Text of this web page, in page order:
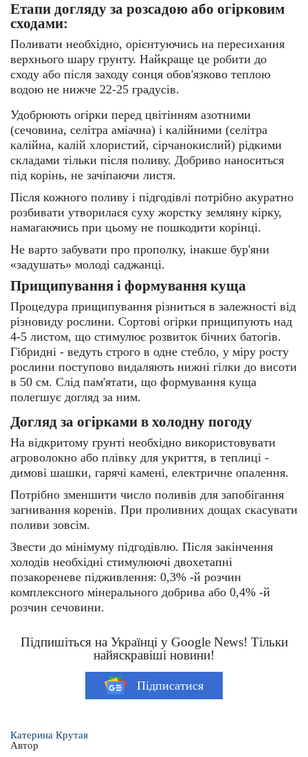
Етапи догляду за розсадою або огірковим
сходами:
Поливати необхідно, орієнтуючись на пересихання
верхнього шару грунту. Найкраще це робити до
сходу або після заходу сонця обов'язково теплою
водою не нижче 22-25 градусів.
Удобрюють огірки перед цвітінням азотними
(сечовина, селітра аміачна) і калійними (селітра
калійна, калій хлористий, сірчанокислий) рідкими
складами тільки після поливу. Добриво наноситься
під корінь, не зачіпаючи листя.
Після кожного поливу і підгодівлі потрібно акуратно
розбивати утворилася суху жорстку земляну кірку,
намагаючись при цьому не пошкодити корінці.
Не варто забувати про прополку, інакше бур'яни
«задушать» молоді саджанці.
Прищипування і формування куща
Процедура прищипування різниться в залежності від
різновиду рослини. Сортові огірки прищипують над
4-5 листом, що стимулює розвиток бічних батогів.
Гібридні - ведуть строго в одне стебло, у міру росту
рослини поступово видаляють нижні гілки до висоти
в 50 см. Слід пам'ятати, що формування куща
полегшує догляд за ним.
Догляд за огірками в холодну погоду
На відкритому грунті необхідно використовувати
агроволокно або плівку для укриття, в теплиці -
димові шашки, гарячі камені, електричне опалення.
Потрібно зменшити число поливів для запобігання
загнивання коренів. При проливних дощах скасувати
поливи зовсім.
Звести до мінімуму підгодівлю. Після закінчення
холодів необхідні стимулюючі двохетапні
позакореневе підживлення: 0,3% -й розчин
комплексного мінерального добрива або 0,4% -й
розчин сечовини.
Підпишіться на Українці у Google News! Тільки
найяскравіші новини!
Підписатися
Катерина Крутая
Автор